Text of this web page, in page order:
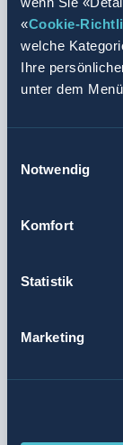
«Cookie-
welche
Ihre
unter dem
Notwendig
Komfort
Statistik
Marketing
bestimmten
gemäss
Dekotierung
Disclaimer
welche
Bezugnahme
können.
unterliegen
zukünftige